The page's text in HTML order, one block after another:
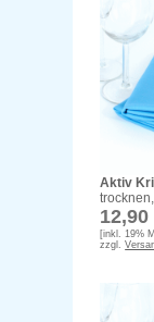
Aktiv
12,90
[inkl. 19%
zzgl.